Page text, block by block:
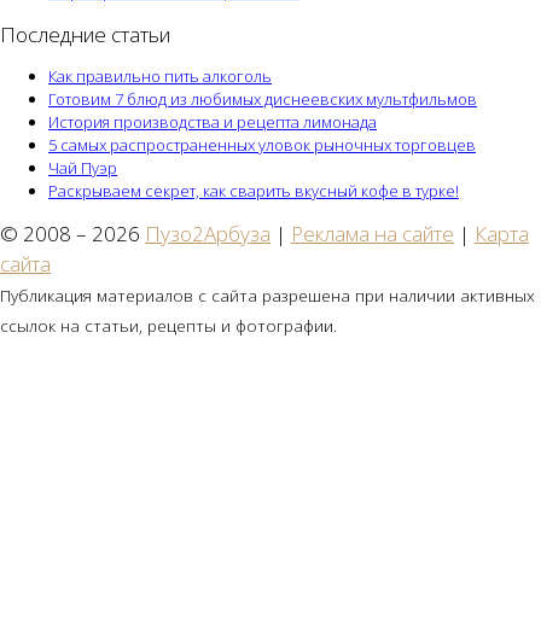
Последние статьи
Как правильно пить алкоголь
Готовим 7 блюд из любимых диснеевских мультфильмов
История производства и рецепта лимонада
5 самых распространенных уловок рыночных торговцев
Чай Пуэр
Раскрываем секрет, как сварить вкусный кофе в турке!
© 2008 – 2026 Пузо2Арбуза | Реклама на сайте | Карта
сайта
Публикация материалов с сайта разрешена при наличии активных
ссылок на статьи, рецепты и фотографии.